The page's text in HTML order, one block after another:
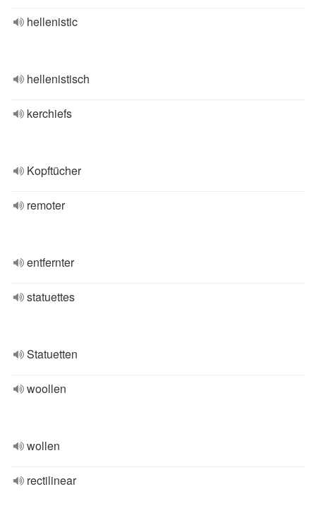
hellenistic
hellenistisch
kerchiefs
Kopftücher
remoter
entfernter
statuettes
Statuetten
woollen
wollen
rectilinear